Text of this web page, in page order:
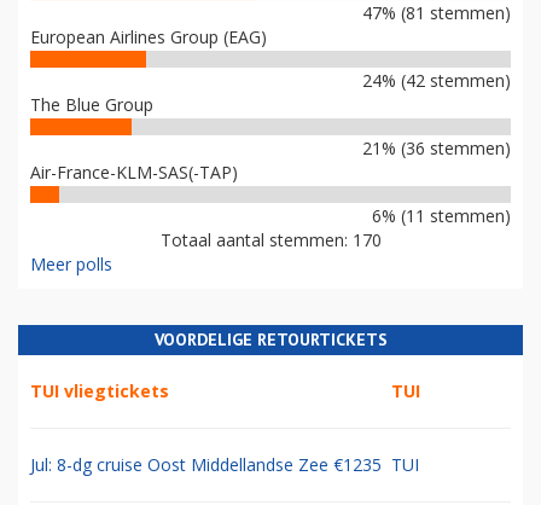
47% (81 stemmen)
European Airlines Group (EAG)
24% (42 stemmen)
The Blue Group
21% (36 stemmen)
Air-France-KLM-SAS(-TAP)
6% (11 stemmen)
Totaal aantal stemmen: 170
Meer polls
VOORDELIGE RETOURTICKETS
TUI vliegtickets TUI
Jul: 8-dg cruise Oost Middellandse Zee €1235 TUI